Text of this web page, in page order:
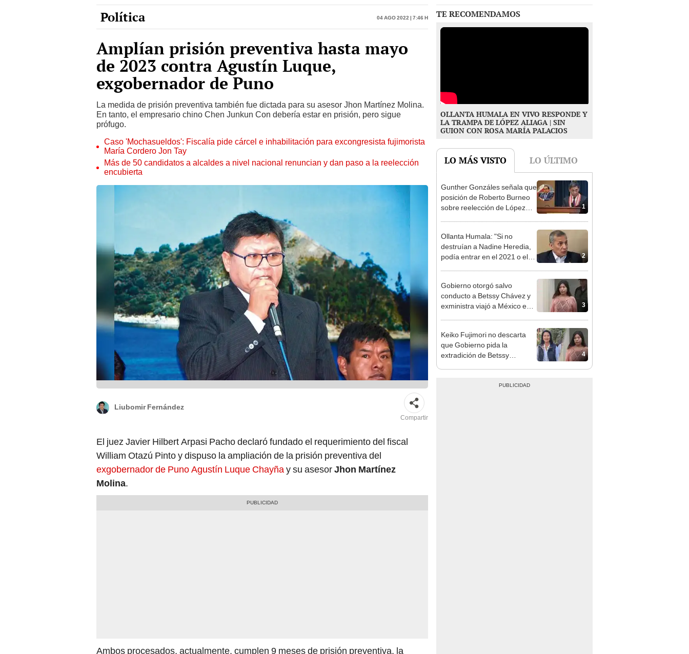
Amplían prisión preventiva hasta mayo
de 2023 contra Agustín Luque,
exgobernador de Puno
La medida de prisión preventiva también fue dictada para su asesor Jhon Martínez Molina.
En tanto, el empresario chino Chen Junkun Con debería estar en prisión, pero sigue
prófugo.
Caso 'Mochasueldos': Fiscalía pide cárcel e inhabilitación para excongresista fujimorista
María Cordero Jon Tay
Más de 50 candidatos a alcaldes a nivel nacional renuncian y dan paso a la reelección
encubierta
Liubomir Fernández
Compartir
El juez Javier Hilbert Arpasi Pacho declaró fundado el requerimiento del fiscal
exgobernador de Puno Agustín Luque Chayñay su asesorJhon Martínez
Molina
Ministerio Público es que continúen encerrados por otros 9 meses más. El
LA TRAMPA DE LÓPEZ ALIAGA | SIN
GUION CON ROSA MARÍA PALACIOS
LO MÁS VISTO LO ÚLTIMO
1
Gunther Gonzáles señala que
posición de Roberto Burneo
sobre reelección de López
Aliaga no representan al JNE
2
Ollanta Humala: "Si no
destruían a Nadine Heredia,
podía entrar en el 2021 o el
2026"
3
Gobierno otorgó salvo
conducto a Betssy Chávez y
exministra viajó a México en
la madrugada
4
Keiko Fujimori no descarta
que Gobierno pida la
extradición de Betssy
Chávez: "Está dentro de
nuestras facultades"